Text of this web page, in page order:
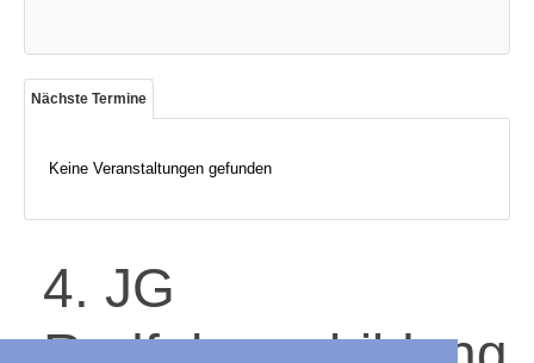
Nächste Termine
Keine Veranstaltungen gefunden
4. JG